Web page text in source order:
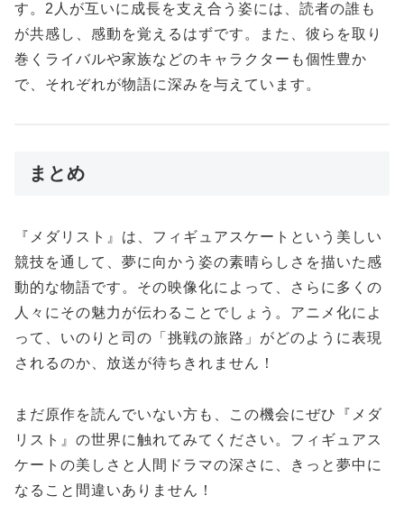
す。2人が互いに成長を支え合う姿には、読者の誰も
が共感し、感動を覚えるはずです。また、彼らを取り
巻くライバルや家族などのキャラクターも個性豊か
で、それぞれが物語に深みを与えています。
まとめ
『メダリスト』は、フィギュアスケートという美しい
競技を通して、夢に向かう姿の素晴らしさを描いた感
動的な物語です。その映像化によって、さらに多くの
人々にその魅力が伝わることでしょう。アニメ化によ
って、いのりと司の「挑戦の旅路」がどのように表現
されるのか、放送が待ちきれません！
まだ原作を読んでいない方も、この機会にぜひ『メダ
リスト』の世界に触れてみてください。フィギュアス
ケートの美しさと人間ドラマの深さに、きっと夢中に
なること間違いありません！